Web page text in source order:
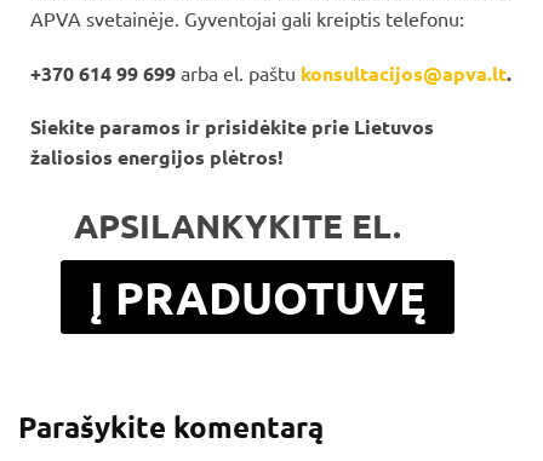
APVA svetainėje. Gyventojai gali kreiptis telefonu:
+370 614 99 699 arba el. paštu konsultacijos@apva.lt.
Siekite paramos ir prisidėkite prie Lietuvos
žaliosios energijos plėtros!
APSILANKYKITE EL.
PARDUOTUVĖJE
Į PRADUOTUVĘ
Parašykite komentarą